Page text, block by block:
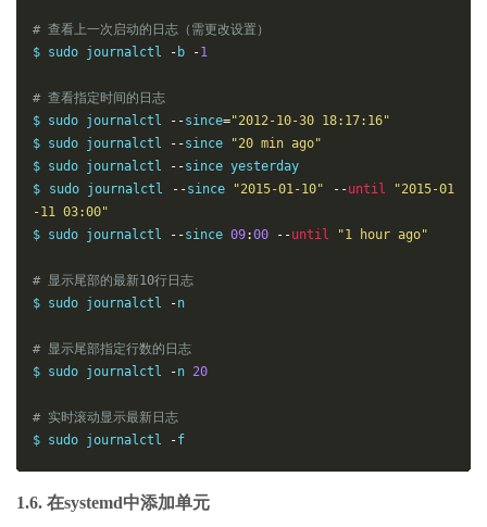
# 查看上一次启动的日志（需更改设置）
$ sudo journalctl
- b -1
# 查看指定时间的日志
$ sudo journalctl
--since="2012-10-30 18:17:16"
$ sudo journalctl
--since
"20 min ago"
$ sudo journalctl
--since yesterday
$ sudo journalctl
--since "2015-01-10" --until
"2015-01
-11 03:00"
$ sudo journalctl
--since 09:00 --until "1 hour ago"
# 显示尾部的最新10行日志
$ sudo journalctl
-n
# 显示尾部指定行数的日志
$ sudo journalctl
-n 20
# 实时滚动显示最新日志
$ sudo journalctl
-f
$ sudo journalctl /usr/lib
1.6. 在systemd中添加单元